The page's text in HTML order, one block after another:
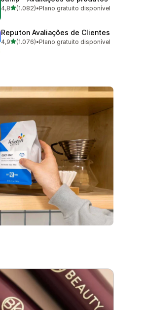
4,8de 5 estrelas
(1.082)
1082 total de avaliações
•Plano gratuito disponível
Reputon Avaliações de Clientes
4,9de 5 estrelas
(1.076)
1076 total de avaliações
•Plano gratuito disponível